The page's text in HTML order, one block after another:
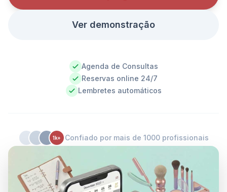
Ver demonstração
Agenda de Consultas
Reservas online 24/7
Lembretes automáticos
1k+ Confiado por mais de 1000 profissionais